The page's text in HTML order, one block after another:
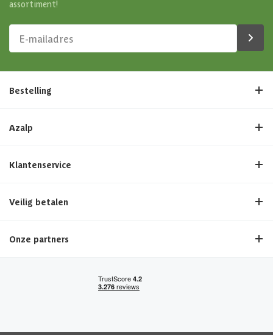
assortiment!
Bestelling
Azalp
Klantenservice
Veilig betalen
Onze partners